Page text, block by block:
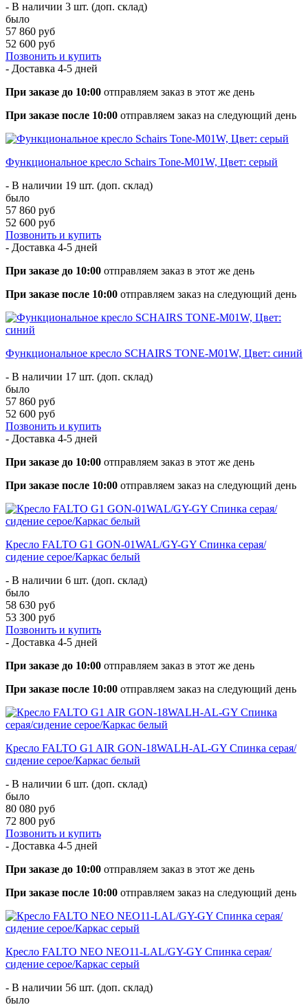
- В наличии 3 шт. (доп. склад)
было
57 860 руб
52 600 руб
Позвонить и купить
- Доставка 4-5 дней
При заказе до 10:00 отправляем заказ в этот же день
При заказе после 10:00 отправляем заказ на следующий день
Функциональное кресло Schairs Tone-M01W, Цвет: серый
- В наличии 19 шт. (доп. склад)
было
57 860 руб
52 600 руб
Позвонить и купить
- Доставка 4-5 дней
При заказе до 10:00 отправляем заказ в этот же день
При заказе после 10:00 отправляем заказ на следующий день
Функциональное кресло SCHAIRS TONE-M01W, Цвет: синий
- В наличии 17 шт. (доп. склад)
было
57 860 руб
52 600 руб
Позвонить и купить
- Доставка 4-5 дней
При заказе до 10:00 отправляем заказ в этот же день
При заказе после 10:00 отправляем заказ на следующий день
Кресло FALTO G1 GON-01WAL/GY-GY Спинка серая/
сидение серое/Каркас белый
- В наличии 6 шт. (доп. склад)
было
58 630 руб
53 300 руб
Позвонить и купить
- Доставка 4-5 дней
При заказе до 10:00 отправляем заказ в этот же день
При заказе после 10:00 отправляем заказ на следующий день
Кресло FALTO G1 AIR GON-18WALH-AL-GY Спинка серая/
сидение серое/Каркас белый
- В наличии 6 шт. (доп. склад)
было
80 080 руб
72 800 руб
Позвонить и купить
- Доставка 4-5 дней
При заказе до 10:00 отправляем заказ в этот же день
При заказе после 10:00 отправляем заказ на следующий день
Кресло FALTO NEO NEO11-LAL/GY-GY Спинка серая/
сидение серое/Каркас серый
- В наличии 56 шт. (доп. склад)
было